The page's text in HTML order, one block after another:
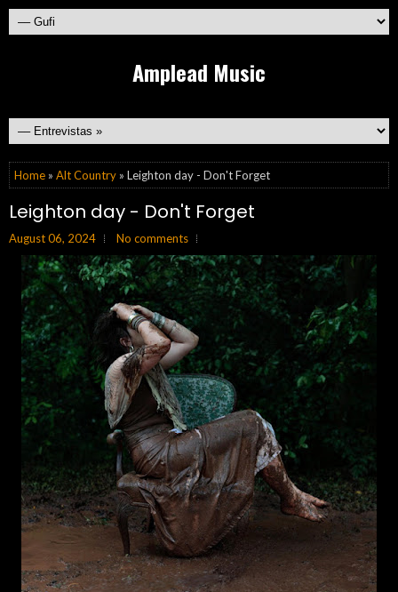
Amplead Music
Home » Alt Country » Leighton day - Don't Forget
Leighton day - Don't Forget
August 06, 2024 No comments